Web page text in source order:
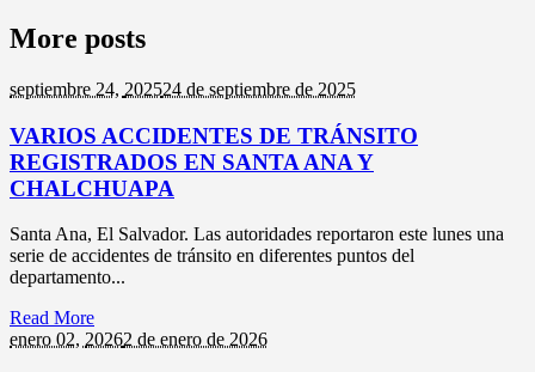
More posts
septiembre 24, 202524 de septiembre de 2025
VARIOS ACCIDENTES DE TRÁNSITO
REGISTRADOS EN SANTA ANA Y
CHALCHUAPA
Santa Ana, El Salvador. Las autoridades reportaron este lunes una
serie de accidentes de tránsito en diferentes puntos del
departamento...
Read More
enero 02, 20262 de enero de 2026